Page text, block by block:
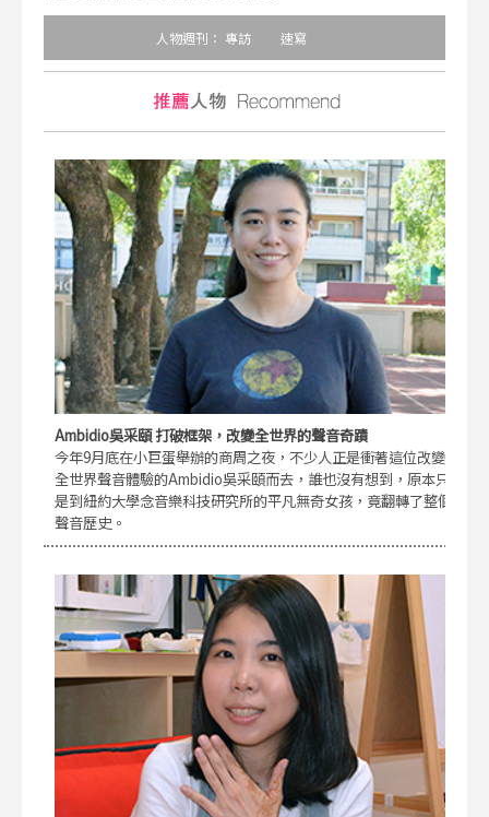
人物週刊： 專訪 速寫
Ambidio吳采頤 打破框架，改變全世界的聲音奇蹟
今年9月底在小巨蛋舉辦的商周之夜，不少人正是衝著這位改變
全世界聲音體驗的Ambidio吳采頤而去，誰也沒有想到，原本只
是到紐約大學念音樂科技研究所的平凡無奇女孩，竟翻轉了整個
聲音歷史。